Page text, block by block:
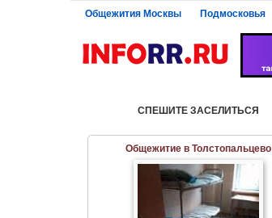
Общежития Москвы Подмосковья
СПЕШИТЕ ЗАСЕЛИТЬСЯ
Общежитие в Толстопальцево